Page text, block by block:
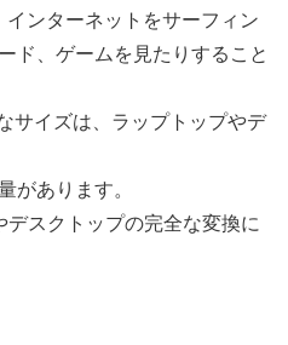
ンターネットをサーフィン
ド、ゲームを見たりすること
サイズは、ラップトップやデ
があります。
デスクトップの完全な変換に